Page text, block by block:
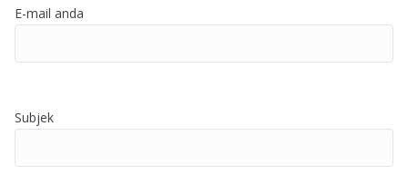
E-mail anda
Subjek